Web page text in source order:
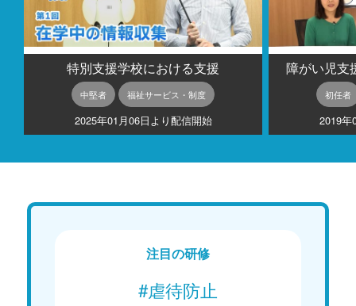
特別支援学校における支援
中堅者 福祉サービス・制度
2025年01月06日より配信開始
障がい児支
初任者
2019年
注目の研修
#虐待防止